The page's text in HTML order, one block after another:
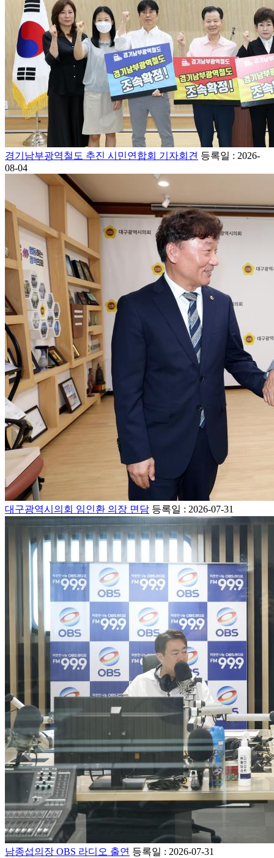
경기남부광역철도 추진 시민연합회 기자회견 등록일 : 2026-
08-04
대구광역시의회 임인환 의장 면담 등록일 : 2026-07-31
남종섭의장 OBS 라디오 출연 등록일 : 2026-07-31